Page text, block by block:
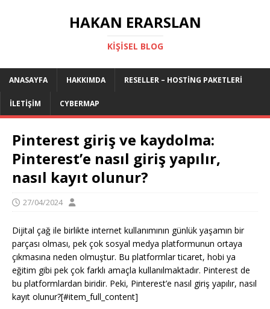
HAKAN ERARSLAN
KIŞISEL BLOG
ANASAYFA HAKKIMDA RESELLER – HOSTING PAKETLERI
İLETIŞIM CYBERMAP
Pinterest giriş ve kaydolma:
Pinterest’e nasıl giriş yapılır,
nasıl kayıt olunur?
27/04/2024
Dijital çağ ile birlikte internet kullanımının günlük yaşamın bir
parçası olması, pek çok sosyal medya platformunun ortaya
çıkmasına neden olmuştur. Bu platformlar ticaret, hobi ya
eğitim gibi pek çok farklı amaçla kullanılmaktadır. Pinterest de
bu platformlardan biridir. Peki, Pinterest’e nasıl giriş yapılır, nasıl
kayıt olunur?[#item_full_content]